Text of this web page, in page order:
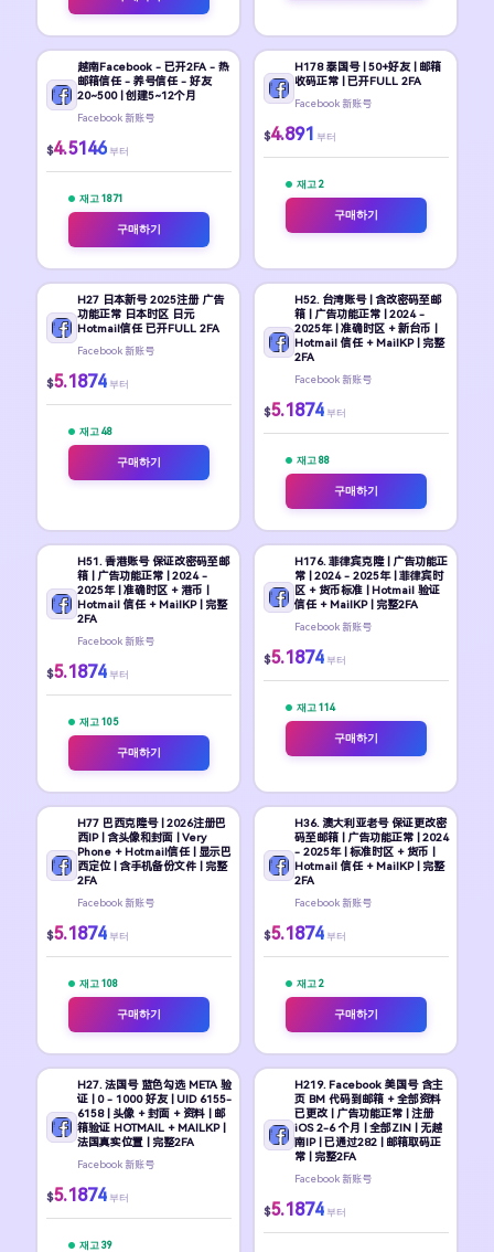
越南Facebook - 已开2FA - 热
邮箱信任 - 养号信任 - 好友
20~500 | 创建5~12个月
Facebook 新账号
$4.5146 부터
재고 1871
구매하기
H178 泰国号 | 50+好友 | 邮箱
收码正常 | 已开FULL 2FA
Facebook 新账号
$4.891 부터
재고 2
구매하기
H27 日本新号 2025注册 广告
功能正常 日本时区 日元
Hotmail信任 已开FULL 2FA
Facebook 新账号
$5.1874 부터
재고 48
구매하기
H52. 台湾账号 | 含改密码至邮
箱 | 广告功能正常 | 2024 -
2025年 | 准确时区 + 新台币 |
Hotmail 信任 + MailKP | 完整
2FA
Facebook 新账号
$5.1874 부터
재고 88
구매하기
H51. 香港账号 保证改密码至邮
箱 | 广告功能正常 | 2024 -
2025年 | 准确时区 + 港币 |
Hotmail 信任 + MailKP | 完整
2FA
Facebook 新账号
$5.1874 부터
재고 105
구매하기
H176. 菲律宾克隆 | 广告功能正
常 | 2024 - 2025年 | 菲律宾时
区 + 货币标准 | Hotmail 验证
信任 + MailKP | 完整2FA
Facebook 新账号
$5.1874 부터
재고 114
구매하기
H77 巴西克隆号 | 2026注册巴
西IP | 含头像和封面 | Very
Phone + Hotmail信任 | 显示巴
西定位 | 含手机备份文件 | 完整
2FA
Facebook 新账号
$5.1874 부터
재고 108
구매하기
H36. 澳大利亚老号 保证更改密
码至邮箱 | 广告功能正常 | 2024
- 2025年 | 标准时区 + 货币 |
Hotmail 信任 + MailKP | 完整
2FA
Facebook 新账号
$5.1874 부터
재고 2
구매하기
H27. 法国号 蓝色勾选 META 验
证 | 0 - 1000 好友 | UID 6155-
6158 | 头像 + 封面 + 资料 | 邮
箱验证 HOTMAIL + MAILKP |
法国真实位置 | 完整2FA
Facebook 新账号
$5.1874 부터
재고 39
H219. Facebook 美国号 含主
页 BM 代码到邮箱 + 全部资料
已更改 | 广告功能正常 | 注册
iOS 2-6 个月 | 全部ZIN | 无越
南IP | 已通过282 | 邮箱取码正
常 | 完整2FA
Facebook 新账号
$5.1874 부터